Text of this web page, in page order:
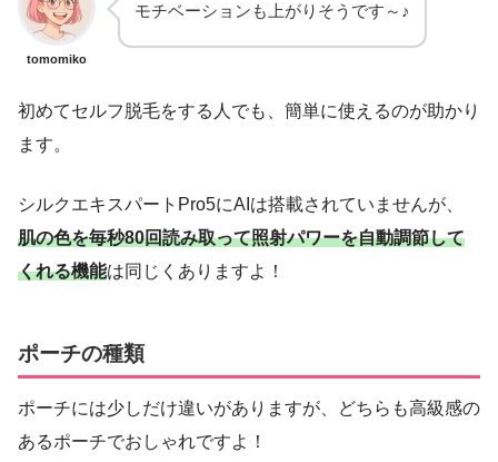
tomomiko
モチベーションも上がりそうです～♪
初めてセルフ脱毛をする人でも、簡単に使えるのが助かり
ます。
シルクエキスパートPro5にAIは搭載されていませんが、
肌の色を毎秒80回読み取って照射パワーを自動調節して
くれる機能は同じくありますよ！
ポーチの種類
ポーチには少しだけ違いがありますが、どちらも高級感の
あるポーチでおしゃれですよ！